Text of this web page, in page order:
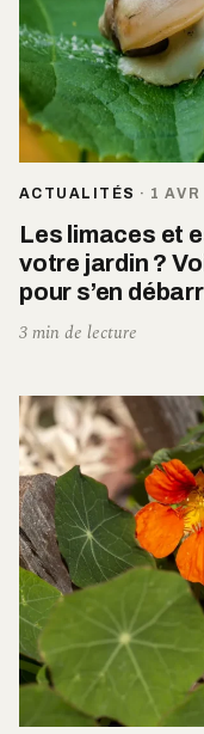
ACTUALITÉS · 1 AVR
Les limaces et
votre jardin ?
pour s’en
3 min de lecture